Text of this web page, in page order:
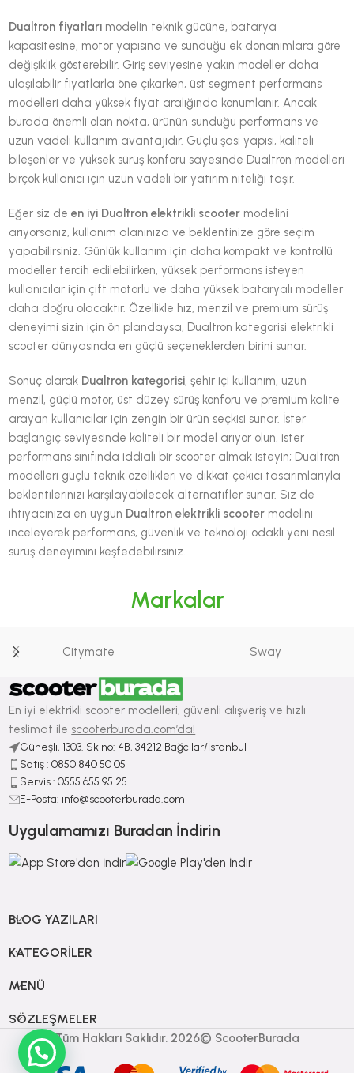
Dualtron fiyatları modelin teknik gücüne, batarya
kapasitesine, motor yapısına ve sunduğu ek donanımlara göre
değişiklik gösterebilir. Giriş seviyesine yakın modeller daha
ulaşılabilir fiyatlarla öne çıkarken, üst segment performans
modelleri daha yüksek fiyat aralığında konumlanır. Ancak
burada önemli olan nokta, ürünün sunduğu performans ve
uzun vadeli kullanım avantajıdır. Güçlü şasi yapısı, kaliteli
bileşenler ve yüksek sürüş konforu sayesinde Dualtron modelleri
birçok kullanıcı için uzun vadeli bir yatırım niteliği taşır.
Eğer siz deen iyi Dualtron elektrikli scooter modelini
arıyorsanız, kullanım alanınıza ve beklentinize göre seçim
yapabilirsiniz. Günlük kullanım için daha kompakt ve kontrollü
modeller tercih edilebilirken, yüksek performans isteyen
kullanıcılar için çift motorlu ve daha yüksek bataryalı modeller
daha doğru olacaktır. Özellikle hız, menzil ve premium sürüş
deneyimi sizin için ön plandaysa, Dualtron kategorisi elektrikli
scooter dünyasında en güçlü seçeneklerden birini sunar.
Sonuç olarak Dualtron kategorisi, şehir içi kullanım, uzun
menzil, güçlü motor, üst düzey sürüş konforu ve premium kalite
arayan kullanıcılar için zengin bir ürün seçkisi sunar. İster
başlangıç seviyesinde kaliteli bir model arıyor olun, ister
performans sınıfında iddialı bir scooter almak isteyin; Dualtron
modelleri güçlü teknik özellikleri ve dikkat çekici tasarımlarıyla
beklentilerinizi karşılayabilecek alternatifler sunar. Siz de
ihtiyacınıza en uygun Dualtron elektrikli scooter modelini
inceleyerek performans, güvenlik ve teknoloji odaklı yeni nesil
sürüş deneyimini keşfedebilirsiniz.
Markalar
Citymate Sway
En iyi elektrikli scooter modelleri, güvenli alışveriş ve hızlı
teslimat ile scooterburada.com’da!
Güneşli, 1303. Sk no: 4B, 34212 Bağcılar/İstanbul
Satış : ⁠0850 840 50 05
Servis : 0555 655 95 25
E-Posta: info@scooterburada.com
Uygulamamızı Buradan İndirin
BLOG YAZILARI
KATEGORILER
MENÜ
SÖZLEŞMELER
Tüm Hakları Saklıdır. 2026© ScooterBurada